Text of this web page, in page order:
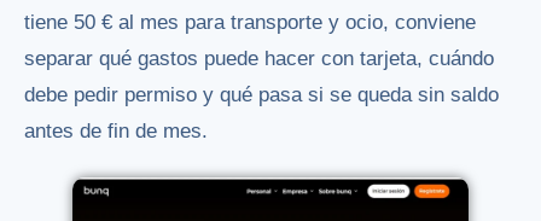
tiene 50 € al mes para transporte y ocio, conviene
separar qué gastos puede hacer con tarjeta, cuándo
debe pedir permiso y qué pasa si se queda sin saldo
antes de fin de mes.